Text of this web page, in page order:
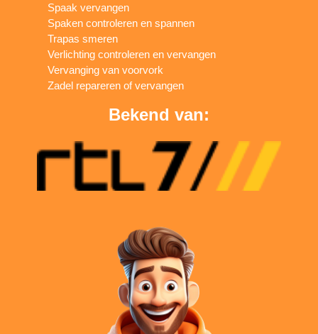
Spaak vervangen
Spaken controleren en spannen
Trapas smeren
Verlichting controleren en vervangen
Vervanging van voorvork
Zadel repareren of vervangen
Bekend van: